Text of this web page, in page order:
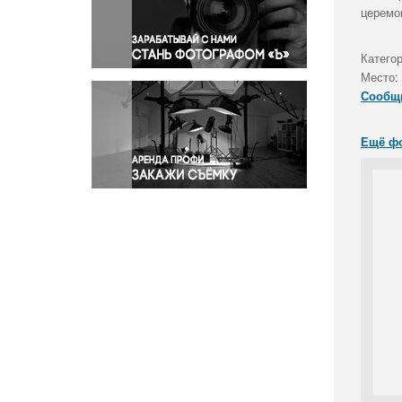
Правосудие
Происшествия и конфликты
Религия
Светская жизнь
Спорт
Экология
Экономика и бизнес
Место:
Ещё